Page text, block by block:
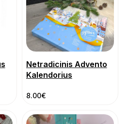
Netradicinis Advento
Kalendorius
8.00€